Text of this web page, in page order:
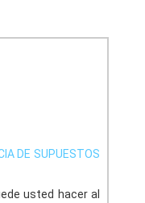
DE SUPUESTOS
usted hacer al